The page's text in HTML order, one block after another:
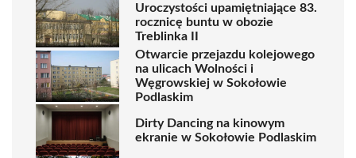
Uroczystości upamiętniające 83.
rocznicę buntu w obozie
Treblinka II
Otwarcie przejazdu kolejowego
na ulicach Wolności i
Węgrowskiej w Sokołowie
Podlaskim
Dirty Dancing na kinowym
ekranie w Sokołowie Podlaskim